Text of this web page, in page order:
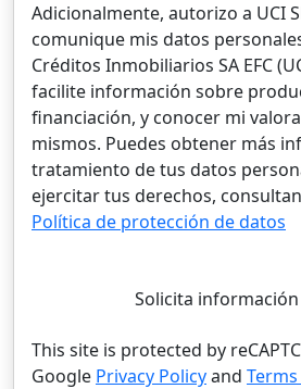
Adicionalmente, autorizo a UCI
comunique mis datos
Créditos Inmobiliarios SA EFC
facilite información sobre
financiación, y conocer mi
mismos. Puedes obtener más
tratamiento de tus datos
ejercitar tus derechos,
Política de protección de datos
Solicita
This site is protected by
Google Privacy Policyand